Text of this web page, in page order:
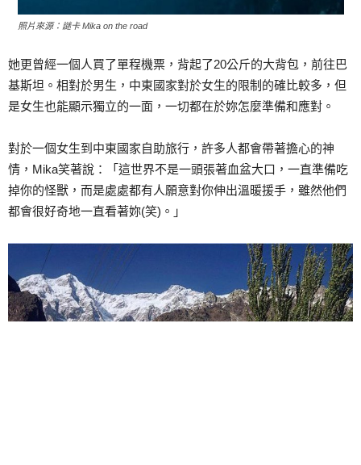
照片來源：謎卡 Mika on the road
她更曾經一個人買了單程機票，背起了20公斤的大背包，前往巴
基斯坦。相對於男生，中東國家對於女生的限制的確比較多，但
是女生也能顯示獨立的一面，一切都在於妳怎麼準備和應對。
對於一個女生到中東國家自助旅行，許多人都會帶著擔心的神
情，Mika笑著說：「這世界不是一頭張著血盆大口，一直準備吃
掉你的怪獸，而是處處都有人願意對你伸出溫暖援手，雖然他們
都會很好奇地一直看著妳(笑)。」